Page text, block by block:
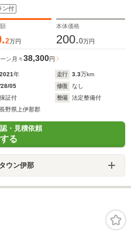
ン付
2万円
本体価格
200.0万円
ン 月々38,300円
2021年 走行 3.3万km
'28/05 修復
なし
保証付 整備
法定整備付
長野県上伊那郡
・見積依頼
る
ウン伊那